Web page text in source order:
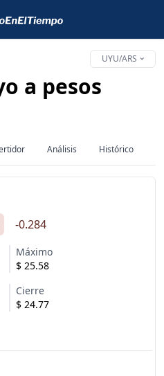
UYU/ARS
a pesos
Análisis Histórico
-0.284
Máximo
$ 25.58
Cierre
$ 24.77